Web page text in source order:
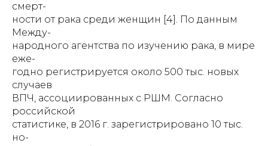
смерт-
ности от рака среди женщин [4]. По данным
Между-
народного агентства по изучению рака, в мире
еже-
годно регистрируется около 500 тыс. новых
случаев
ВПЧ, ассоциированных с РШМ. Согласно
российской
статистике, в 2016 г. зарегистрировано 10 тыс.
но-